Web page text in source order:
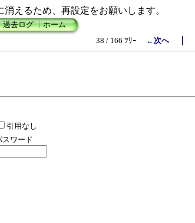
えるため、再設定をお願いします。
過去ログ┃ホーム
38 / 166 ﾂﾘｰ
←次へ｜
引用なし
スワード